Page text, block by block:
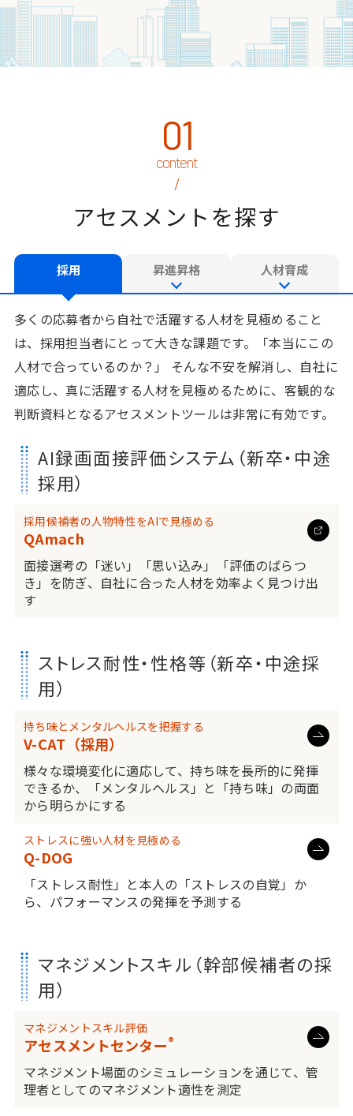
01
アセスメントを探す
採用 昇進昇格 人材育成
多くの応募者から自社で活躍する人材を見極めること
は、採用担当者にとって大きな課題です。「本当にこの
人材で合っているのか？」 そんな不安を解消し、自社に
適応し、真に活躍する人材を見極めるために、客観的な
判断資料となるアセスメントツールは非常に有効です。
AI録画面接評価システム（新卒・中途
採用）
採用候補者の人物特性をAIで見極める
QAmach
面接選考の「迷い」「思い込み」「評価のばらつ
き」を防ぎ、自社に合った人材を効率よく見つけ出
す
ストレス耐性・性格等（新卒・中途採
用）
持ち味とメンタルヘルスを把握する
V-CAT（採用）
様々な環境変化に適応して、持ち味を長所的に発揮
できるか、「メンタルヘルス」と「持ち味」の両面
から明らかにする
ストレスに強い人材を見極める
Q-DOG
「ストレス耐性」と本人の「ストレスの自覚」か
ら、パフォーマンスの発揮を予測する
マネジメントスキル（幹部候補者の採
用）
マネジメントスキル評価
アセスメントセンター®
マネジメント場面のシミュレーションを通じて、管
理者としてのマネジメント適性を測定